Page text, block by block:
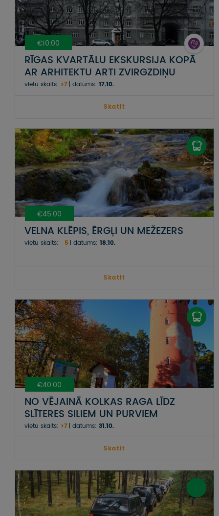
€10.00
RĪGAS KVARTĀLU EKSKURSIJA KOPĀ
AR ARHITEKTU ARTI ZVIRGZDIŅU
vietu skaits: >7 datums: 17.10.
Skatit
€45.00
VELNA KLĒPIS, ĒRGĻI UN MEŽEZERS
vietu skaits: 5 datums: 18.10.
Skatit
€40.00
NO VĒJAINĀ KOLKAS RAGA LĪDZ
SLĪTERES SILIEM UN PURVIEM
vietu skaits: >7 datums: 31.10.
Skatit